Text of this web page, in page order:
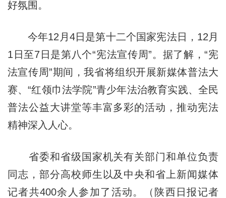
好氛围。
今年12月4日是第十二个国家宪法日，12月
1日至7日是第八个“宪法宣传周”。据了解，“宪
法宣传周”期间，我省将组织开展新媒体普法大
赛、“红领巾法学院”青少年法治教育实践、全民
普法公益大讲堂等丰富多彩的活动，推动宪法
精神深入人心。
省委和省级国家机关有关部门和单位负责
同志，部分高校师生以及中央和省上新闻媒体
记者共400余人参加了活动。（陕西日报记者